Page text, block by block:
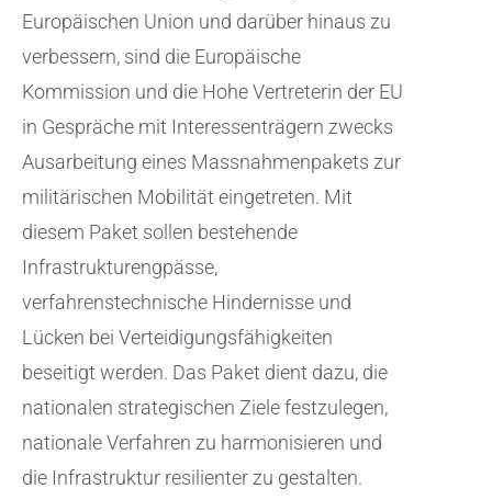
Europäischen Union und darüber hinaus zu
verbessern, sind die Europäische
Kommission und die Hohe Vertreterin der EU
in Gespräche mit Interessenträgern zwecks
Ausarbeitung eines Massnahmenpakets zur
militärischen Mobilität eingetreten. Mit
diesem Paket sollen bestehende
Infrastrukturengpässe,
verfahrenstechnische Hindernisse und
Lücken bei Verteidigungsfähigkeiten
beseitigt werden. Das Paket dient dazu, die
nationalen strategischen Ziele festzulegen,
nationale Verfahren zu harmonisieren und
die Infrastruktur resilienter zu gestalten.